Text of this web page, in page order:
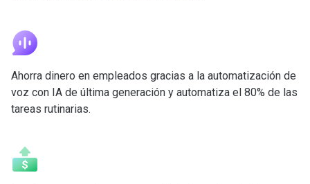
Ahorra dinero en empleados gracias a la automatización de
voz con IA de última generación y automatiza el 80% de las
tareas rutinarias.